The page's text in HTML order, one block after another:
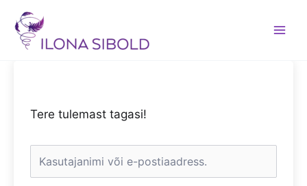
content
Tere tulemast tagasi!